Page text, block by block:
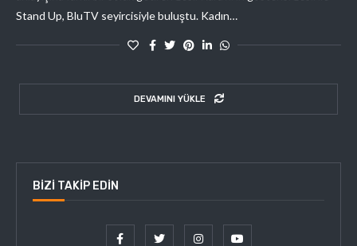
Stand Up, BluTV seyircisiyle buluştu. Kadın…
DEVAMINI YÜKLE
BIZI TAKIP EDIN